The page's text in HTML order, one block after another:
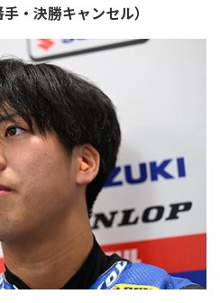
・決勝キャンセル）